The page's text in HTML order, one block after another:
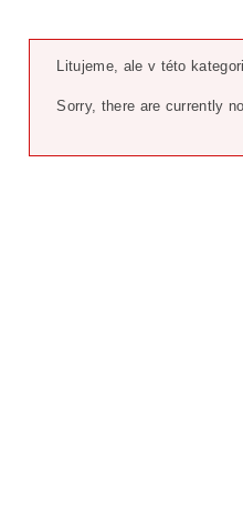
Litujeme, ale v této
Sorry, there are currently